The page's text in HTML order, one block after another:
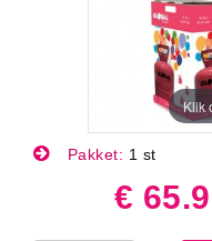
Klik
Pakket: 1 st
€